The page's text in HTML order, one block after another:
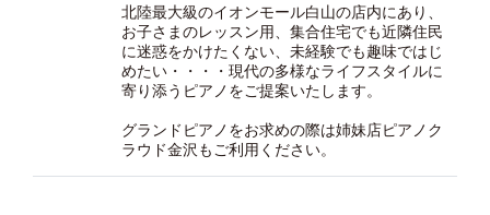
北陸最大級のイオンモール白山の店内にあり、
お子さまのレッスン用、集合住宅でも近隣住民
に迷惑をかけたくない、未経験でも趣味ではじ
めたい・・・・現代の多様なライフスタイルに
寄り添うピアノをご提案いたします。
グランドピアノをお求めの際は姉妹店ピアノク
ラウド金沢 もご利用ください。